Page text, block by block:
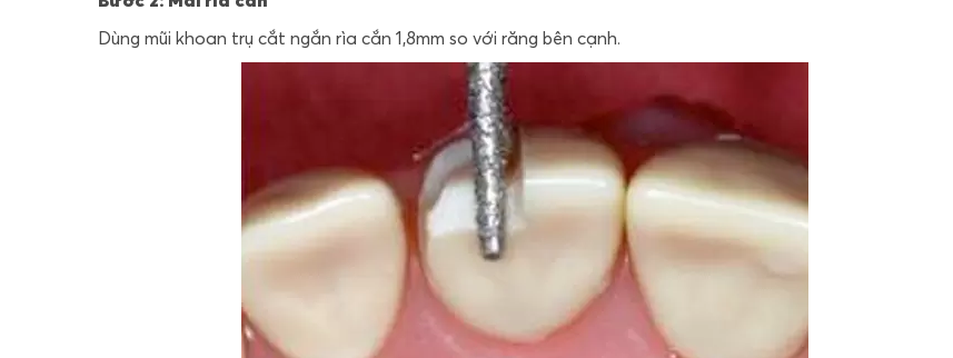
Dùng mũi khoan trụ cắt ngắn rìa cắn 1,8mm so với răng bên cạnh.